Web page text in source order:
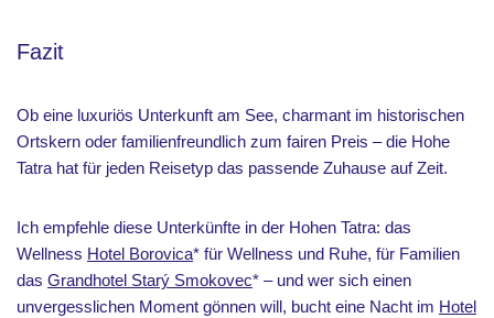
Fazit
Ob eine luxuriös Unterkunft am See, charmant im historischen
Ortskern oder familienfreundlich zum fairen Preis – die Hohe
Tatra hat für jeden Reisetyp das passende Zuhause auf Zeit.
Ich empfehle diese Unterkünfte in der Hohen Tatra: das
Wellness Hotel Borovica* für Wellness und Ruhe, für Familien
das Grandhotel Starý Smokovec* – und wer sich einen
unvergesslichen Moment gönnen will, bucht eine Nacht im Hotel